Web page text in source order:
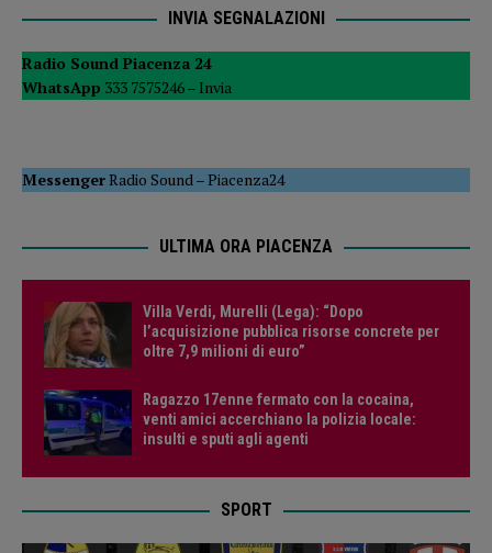
INVIA SEGNALAZIONI
Radio Sound Piacenza 24
WhatsApp 333 7575246 – Invia
MessengerRadio Sound –Piacenza24
ULTIMA ORA PIACENZA
Villa Verdi, Murelli (Lega): “Dopo
l’acquisizione pubblica risorse concrete per
oltre 7,9 milioni di euro”
Ragazzo 17enne fermato con la cocaina,
venti amici accerchiano la polizia locale:
insulti e sputi agli agenti
SPORT